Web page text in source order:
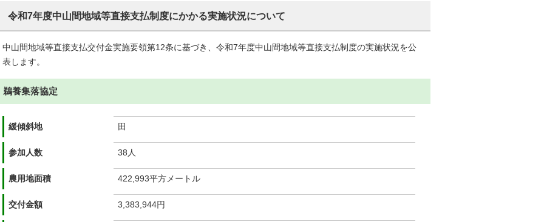
令和7年度中山間地域等直接支払制度にかかる実施状況について
中山間地域等直接支払交付金実施要領第12条に基づき、令和7年度中山間地域等直接支払制度の実施状況を公
表します。
鵜養集落協定
緩傾斜地 田
参加人数 38人
農用地面積 422,993平方メートル
交付金額 3,383,944円